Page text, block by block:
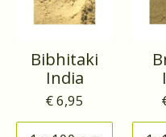
Bibhitaki
India
€ 6,95